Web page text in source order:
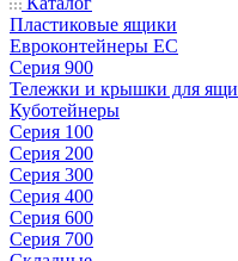
Пластиковые ящики
Евроконтейнеры ЕС
Серия 900
Тележки и крышки для
Куботейнеры
Серия 100
Серия 200
Серия 300
Серия 400
Серия 600
Серия 700